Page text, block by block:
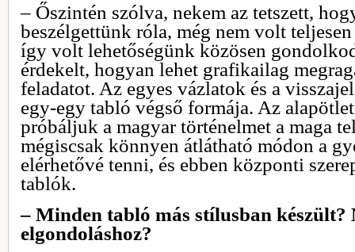
– Őszintén szólva, nekem az tetszett,
beszélgettünk róla, még nem volt
így volt lehetőségünk közösen
érdekelt, hogyan lehet grafikailag
feladatot. Az egyes vázlatok és a
egy-egy tabló végső formája. Az
próbáljuk a magyar történelmet a maga
mégiscsak könnyen átlátható módon a
elérhetővé tenni, és ebben központi
tablók.
– Minden tabló más stílusban készült?
elgondoláshoz?